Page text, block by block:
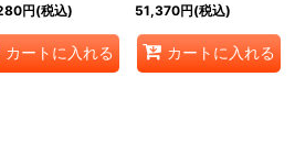
円(税込)
カートに入れる
51,370円(税込)
カートに入れる